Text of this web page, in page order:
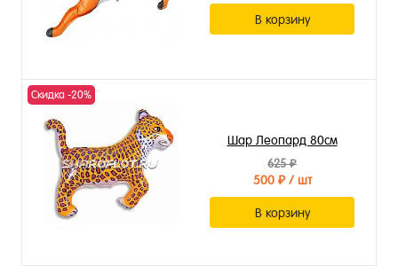
В корзину
Скидка -20%
Шар Леопард 80см
625 ₽
500 ₽/ шт
В корзину